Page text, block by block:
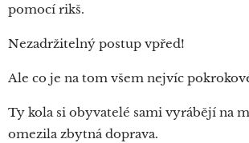
pomocí rikš.
Nezadržitelný postup vpřed!
Ale co je na tom všem nejvíc
Ty kola si obyvatelé sami vyrábějí na
omezila zbytná doprava.